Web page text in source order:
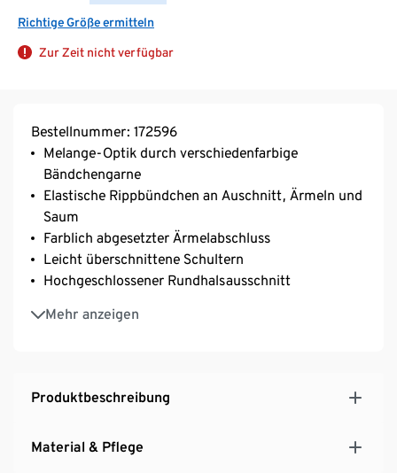
Richtige Größe ermitteln
Zur Zeit nicht verfügbar
Bestellnummer: 172596
Melange-Optik durch verschiedenfarbige
Bändchengarne
Elastische Rippbündchen an Auschnitt, Ärmeln und
Saum
Farblich abgesetzter Ärmelabschluss
Leicht überschnittene Schultern
Hochgeschlossener Rundhalsausschnitt
Mehr anzeigen
Liebe Kundinnen und Kunden,
für viele unserer Textilien nutzen wir Baumwolle aus
nur natürliche Dünge- und Pflanzenschutzmittel
eingesetzt und es ist weniger Wasser erforderlich.
Übereinstimmung mit allen Anforderungen des
Produktbeschreibung
Material & Pflege